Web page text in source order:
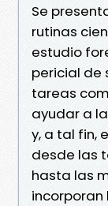
Se
rutinas
estudio
pericial de
tareas
ayudar a
y, a tal fin,
desde las
hasta las